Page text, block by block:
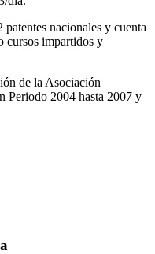
nacionales y cuenta
cursos impartidos y
de la Asociación
Periodo 2004 hasta 2007 y